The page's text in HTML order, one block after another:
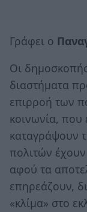
Γράφει ο
Οι
διαστήματα
επιρροή των
κοινωνία, που
καταγράψουν
πολιτών
αφού τα
επηρεάζουν,
«κλίμα» στο